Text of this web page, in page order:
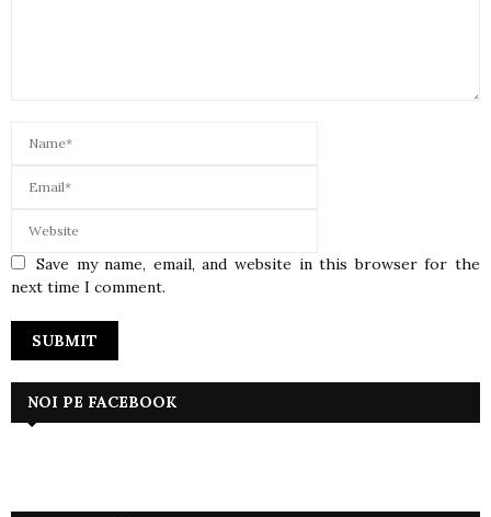
Save my name, email, and website in this browser for the
next time I comment.
NOI PE FACEBOOK